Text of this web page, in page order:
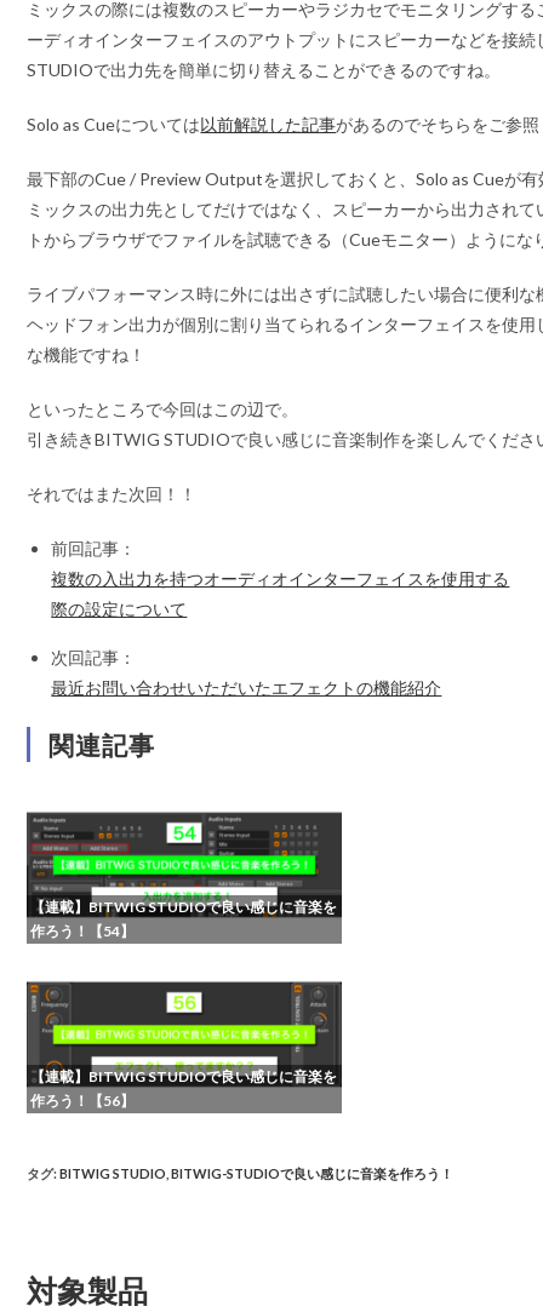
ミックスの際には複数のスピーカーやラジカセでモニタリングす
ーディオインターフェイスのアウトプットにスピーカーなどを接
STUDIOで出力先を簡単に切り替えることができるのですね。
Solo as Cueについては以前解説した記事があるのでそちらをご参
最下部のCue / Preview Outputを選択しておくと、Solo as Cueが
ミックスの出力先としてだけではなく、スピーカーから出力され
トからブラウザでファイルを試聴できる（Cueモニター）ようにな
ライブパフォーマンス時に外には出さずに試聴したい場合に便利な
ヘッドフォン出力が個別に割り当てられるインターフェイスを使
な機能ですね！
といったところで今回はこの辺で。
引き続きBITWIG STUDIOで良い感じに音楽制作を楽しんでくださ
それではまた次回！！
前回記事：
複数の入出力を持つオーディオインターフェイスを使用する
際の設定について
次回記事：
最近お問い合わせいただいたエフェクトの機能紹介
関連記事
【連載】BITWIG STUDIOで良い感じに音楽を
作ろう！【54】
【連載】BITWIG STUDIOで良い感じに音楽を
作ろう！【56】
タグ:BITWIG STUDIO BITWIG-STUDIOで良い感じに音楽を作ろう！
対象製品